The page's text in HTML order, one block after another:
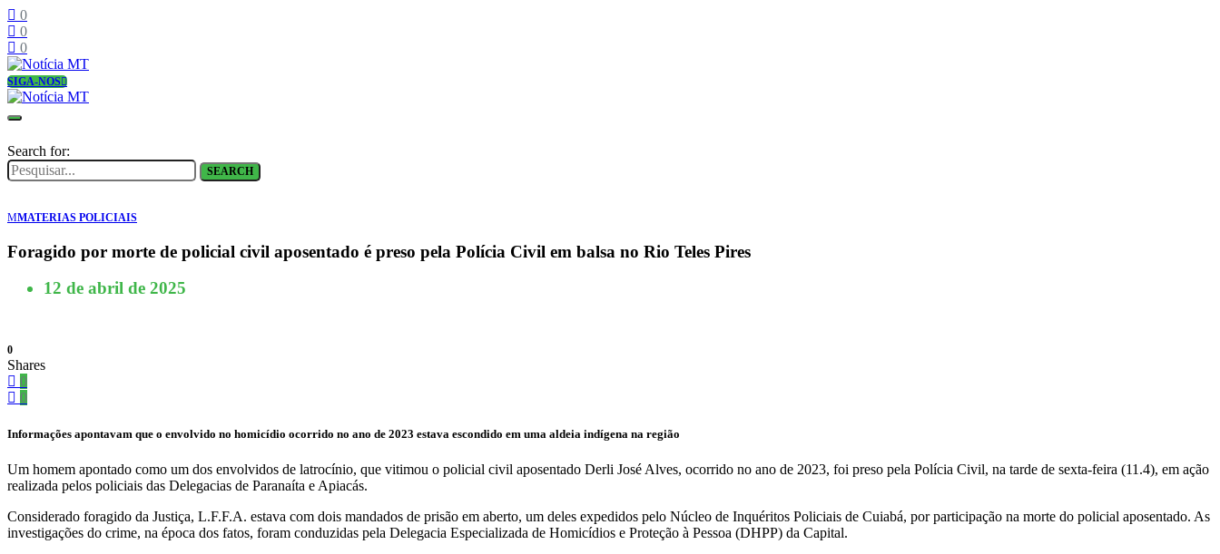
0
0
0
SIGA-NOS
Search for:
SEARCH
MMATERIAS POLICIAIS
Foragido por morte de policial civil aposentado é preso pela Polícia Civil em balsa no Rio Teles Pires
12 de abril de 2025
0
Shares
0
0
Informações apontavam que o envolvido no homicídio ocorrido no ano de 2023 estava escondido em uma aldeia indígena na região
Um homem apontado como um dos envolvidos de latrocínio, que vitimou o policial civil aposentado Derli José Alves, ocorrido no ano de 2023, foi preso pela Polícia Civil, na tarde de sexta-feira (11.4), em ação
realizada pelos policiais das Delegacias de Paranaíta e Apiacás.
Considerado foragido da Justiça, L.F.F.A. estava com dois mandados de prisão em aberto, um deles expedidos pelo Núcleo de Inquéritos Policiais de Cuiabá, por participação na morte do policial aposentado. As
investigações do crime, na época dos fatos, foram conduzidas pela Delegacia Especializada de Homicídios e Proteção à Pessoa (DHPP) da Capital.